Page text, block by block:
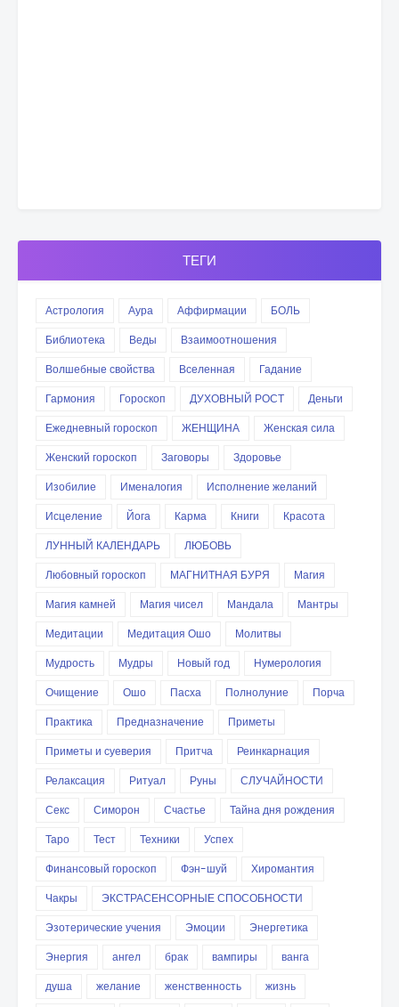
ТЕГИ
Астрология Аура Аффирмации
БОЛЬ
Библиотека
Веды
Взаимоотношения
Волшебные свойства
Вселенная
Гадание
Гармония
Гороскоп ДУХОВНЫЙ РОСТ
Деньги
Ежедневный гороскоп
ЖЕНЩИНА
Женская сила
Женский гороскоп
Заговоры
Здоровье
Изобилие
Именалогия
Исполнение желаний
Исцеление
Йога Карма Книги
Красота
ЛУННЫЙ КАЛЕНДАРЬ
ЛЮБОВЬ
Любовный гороскоп
МАГНИТНАЯ БУРЯ
Магия
Магия камней
Магия чисел Мандала
Мантры
Медитации
Медитация Ошо
Молитвы
Мудрость
Мудры Новый год
Нумерология
Очищение
Ошо Пасха Полнолуние
Порча
Практика
Предназначение
Приметы
Приметы и суеверия
Притча
Реинкарнация
Релаксация
Ритуал Руны
СЛУЧАЙНОСТИ
Секс
Симорон Счастье
Тайна дня рождения
Таро
Тест Техники
Успех
Финансовый гороскоп
Фэн-шуй
Хиромантия
Чакры
ЭКСТРАСЕНСОРНЫЕ СПОСОБНОСТИ
Эзотерические учения
Эмоции
Энергетика
Энергия
ангел брак вампиры
ванга
душа
желание женственность
жизнь